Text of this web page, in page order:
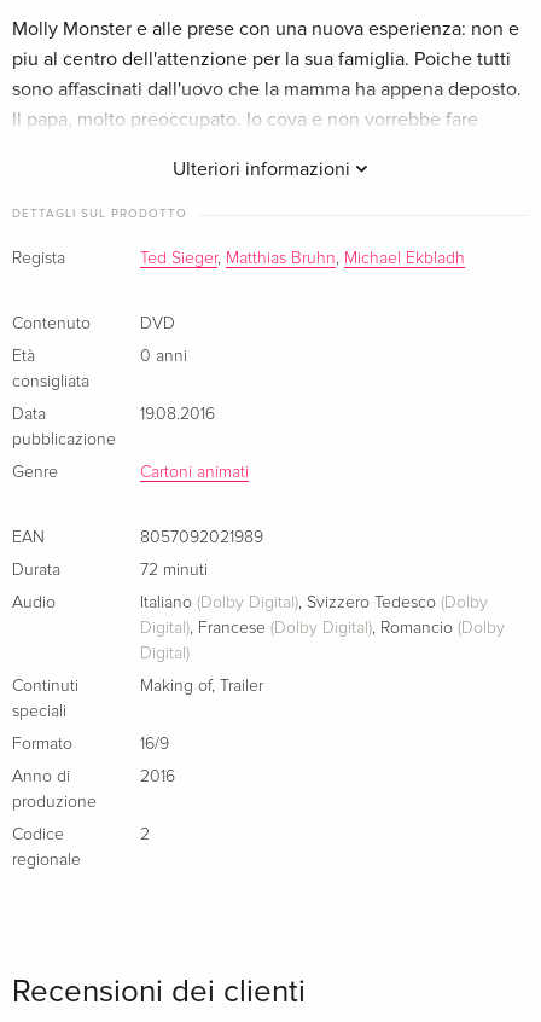
Edizione standard
Tedesco
La Collection Cinéma pour les tout-petits
CHF 23.50
Edizione standard
Ulteriori informazioni
Molly Monster e alle prese con una nuova esperienza: non e
piu al centro dell'attenzione per la sua famiglia. Poiche tutti
sono affascinati dall'uovo che la mamma ha appena deposto.
Il papa, molto preoccupato. Io cova e non vorrebbe fare
DETTAGLI SUL PRODOTTO
Regista Ted Sieger, Matthias Bruhn, Michael Ekbladh
Contenuto
DVD
Età
consigliata
0 anni
Data
pubblicazione
19.08.2016
Genre Cartoni animati
EAN
8057092021989
Durata
72 minuti
Audio
Italiano (Dolby Digital), Svizzero Tedesco (Dolby
Digital), Francese (Dolby Digital), Romancio (Dolby
Digital)
Continuti
speciali
Making of, Trailer
Formato
16/9
Anno di
produzione
2016
Codice
regionale
2
Recensioni dei clienti